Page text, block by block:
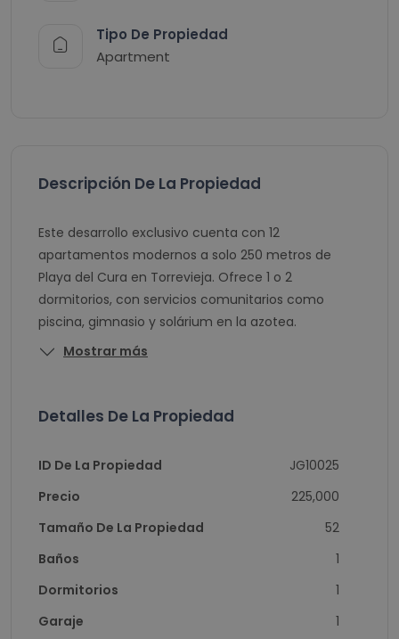
Tipo De Propiedad
Apartment
Descripción De La Propiedad
Este desarrollo exclusivo cuenta con 12
apartamentos modernos a solo 250 metros de
Playa del Cura en Torrevieja. Ofrece 1 o 2
dormitorios, con servicios comunitarios como
piscina, gimnasio y solárium en la azotea.
Mostrar más
Detalles De La Propiedad
ID De La Propiedad
JG10025
Precio
225,000
Tamaño De La Propiedad
52
Baños
1
Dormitorios
1
Garaje
1